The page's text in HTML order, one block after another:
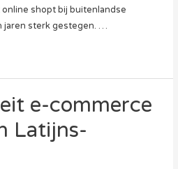
shopt bij buitenlandse
jaren sterk gestegen. …
e-commerce
Latijns-